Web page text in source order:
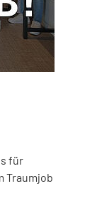
für
Traumjob